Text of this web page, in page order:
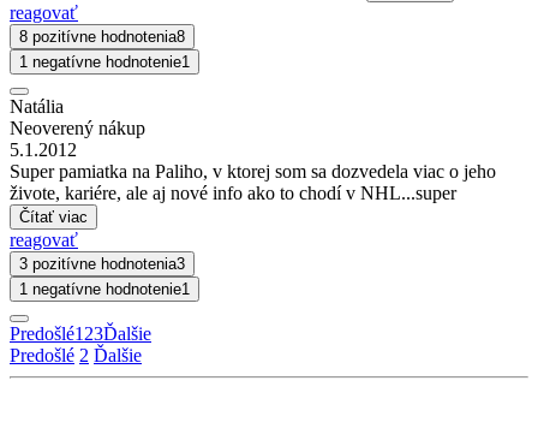
reagovať
8 pozitívne hodnotenia8
1 negatívne hodnotenie1
Natália
Neoverený nákup
5.1.2012
Super pamiatka na Paliho, v ktorej som sa dozvedela viac o jeho
živote, kariére, ale aj nové info ako to chodí v NHL...super
Čítať viac
reagovať
3 pozitívne hodnotenia3
1 negatívne hodnotenie1
Predošlé1 23Ďalšie
Predošlé 2 Ďalšie